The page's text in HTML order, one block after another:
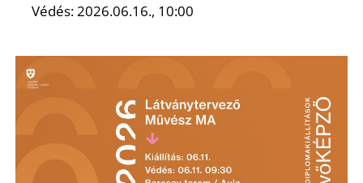
Védés: 2026.06.16., 10:00